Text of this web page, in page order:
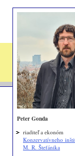
Peter Gonda
riaditeľ a ekonóm
Konzervatívneho
M. R. Štefánika